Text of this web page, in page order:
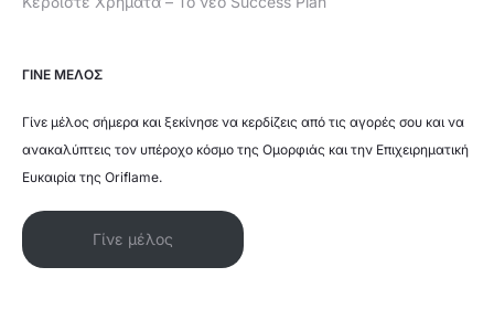
ΓΙΝΕ ΜΕΛΟΣ
Γίνε μέλος σήμερα και ξεκίνησε να κερδίζεις από τις αγορές σου και να
ανακαλύπτεις τον υπέροχο κόσμο της Ομορφιάς και την Επιχειρηματική
Ευκαιρία της Oriflame.
Γίνε μέλος